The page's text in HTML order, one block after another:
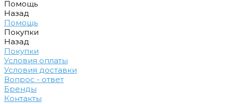
Помощь
Назад
Помощь
Покупки
Назад
Покупки
Условия оплаты
Условия доставки
Вопрос - ответ
Бренды
Контакты